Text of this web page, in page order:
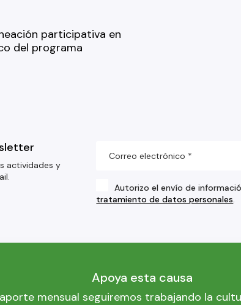
participativa en
del programa
actividades y
Autorizo el envío de
tratamiento de datos personales.
Apoya esta causa
mensual seguiremos trabajando la